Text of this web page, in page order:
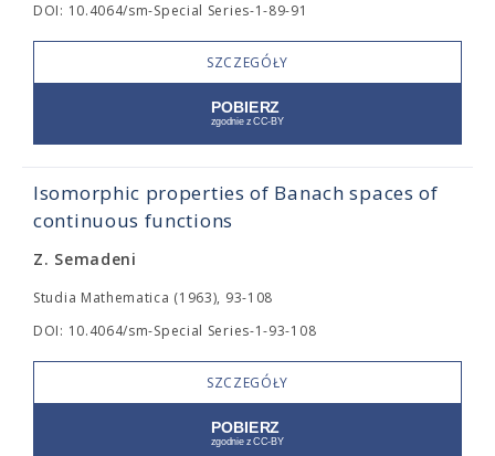
DOI: 10.4064/sm-Special Series-1-89-91
SZCZEGÓŁY
Isomorphic properties of Banach spaces of
continuous functions
Z. Semadeni
Studia Mathematica (1963), 93-108
DOI: 10.4064/sm-Special Series-1-93-108
SZCZEGÓŁY